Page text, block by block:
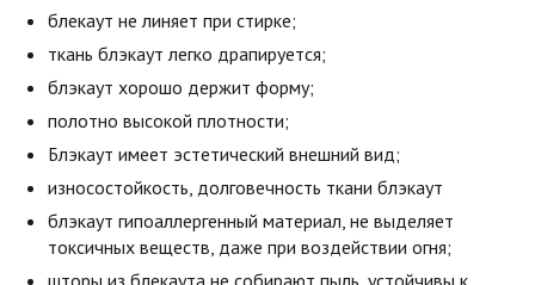
блекаут не линяет при стирке;
ткань блэкаут легко драпируется;
блэкаут хорошо держит форму;
полотно высокой плотности;
Блэкаут имеет эстетический внешний вид;
износостойкость, долговечность ткани блэкаут
блэкаут гипоаллергенный материал, не выделяет
токсичных веществ, даже при воздействии огня;
шторы из блекаута не собирают пыль, устойчивы к